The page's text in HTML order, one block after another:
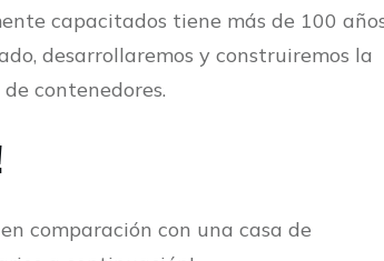
capacitados tiene más de 100
desarrollaremos y construiremos la
contenedores.
comparación con una casa de